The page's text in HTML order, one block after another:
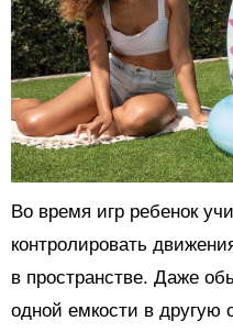
Во время игр ребенок
контролировать
в пространстве. Даже
одной емкости в другую